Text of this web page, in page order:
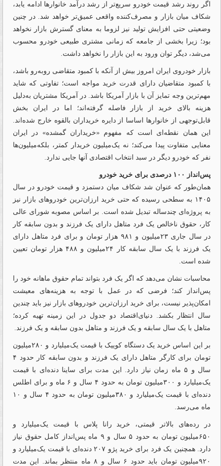
اگر روند رشد قیمت خودرو سریع‌تر از رشد درآمد خانوارها ادامه یابد،
شکاف میان بازار و مصرف‌کننده واقعی عمیق‌تر خواهد شد. در چنین
وضعیتی حتی افزایش تولید نیز لزوما به معنای گسترش بازار نخواهد
بود؛ زیرا بخشی از جامعه که زمانی مشتری طبیعی خودرو محسوب
می‌شد، دیگر توان ورود به این بازار را نخواهد داشت.
بازار خودروی ایران امروز بیش از آنکه با کمبود متقاضی روبه‌رو باشد،
با کمبود متقاضیان دارای قدرت خرید مواجه است؛ تفاوتی که شاید
مهم‌ترین وجه تمایز آن با بازار آمریکا باشد. در آمریکا مشتریان به‌دلیل
هزینه بالای خرید از بازار فاصله گرفته‌اند؛ اما در ایران بخش
قابل‌توجهی از خانوارها اساسا از دایره خریداران بالقوه خارج شده‌اند.
این همان نقطه‌ای است که مفهوم «خریداران گمشده» در ایران
معنایی متفاوت پیدا می‌کند؛ نه یک‌میلیون خریدار کمتر، بلکه‌میلیون‌ها
نفر که خودرو دیگر در سبد انتخاب اقتصادی آنها جایی ندارد.
پس‌انداز ۱۰۰ درصدی برای خرید خودرو
همان‌طور که عنوان شد شکاف میان دستمزد و قیمت خودرو در سال
۱۴۰۵ به سطحی رسیده که حتی خرید ارزان‌ترین خودروهای بازار نیز
به پروژه‌ای چندساله تبدیل شده است. بر اساس مصوبه شورای عالی
کار، حقوق ناخالص یک فرد متاهل دارای یک فرزند و بدون سابقه کار
در سال جاری ۲۳‌میلیون و ۹۸۱ هزار تومان و برای فرد متاهل دارای
یک فرزند با یک سال سابقه کار ۲۴‌میلیون و ۴۸۸ هزار تومان تعیین
شده است.
محاسبات نشان می‌دهد که اگر یک فرد بتواند تمام حقوق ماهانه خود را
پس‌انداز کند؛ فرضی که در عمل با توجه به هزینه‌های معیشت
امکان‌پذیر نیست، برای خرید ارزان‌ترین خودروهای بازار نیز باید چندین
سال انتظار بکشد. دنیای‌اقتصاد دو جدول در این زمینه تهیه کرده؛
متاهل با یک سال سابقه و یک فرزند و متاهل بدون سابقه و یک فرزند.
بر این اساس خرید یک دستگاه کوییک با قیمت یک‌میلیارد و ۲۸۰‌میلیون
تومان برای کارگر متاهل دارای یک فرزند و بدون سابقه کار حدود ۴
سال و ۵ ماه زمان نیاز دارد. این مدت برای ساینا دنده‌ای با قیمت
یک‌میلیارد و ۳۰۰‌میلیون تومان به حدود ۴ سال و ۶ ماه و برای اطلس
دنده‌ای با قیمت یک‌میلیارد و ۳۸۰‌میلیون تومان به حدود ۴ سال و ۱۰
ماه می‌رسد.
در رده‌های بالاتر قیمتی، خرید رانا پلاس با قیمت یک‌میلیارد و
۶۵۰‌میلیون تومان به حدود ۵ سال و ۹ ماه پس‌انداز کامل حقوق نیاز
دارد. همچنین یک فرد برای خرید پژو ۲۰۷ دنده‌ای با قیمت یک‌میلیارد و
۹۲۰‌میلیون تومان باید حدود ۶ سال و ۸ ماه منتظر بماند. این مدت